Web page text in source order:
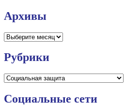
Архивы
Архивы
Рубрики
Рубрики
Социальные сети